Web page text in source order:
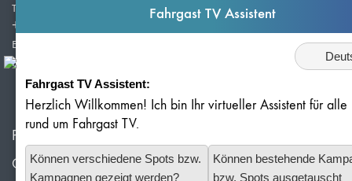
TELEPHONE
+49 981 203 526 50
E-MAIL
info@redlof-medien.de
Privacy Policy
Cookie Settings
Fahrgast TV Assistent
Sprache
Fahrgast TV Assistent:
Herzlich Willkommen! Ich bin Ihr virtueller Assistent für alle
rund um Fahrgast TV.
Können verschiedene Spots bzw.
Kampagnen gezeigt werden?
Können bestehende
bzw. Spots ausgetauscht